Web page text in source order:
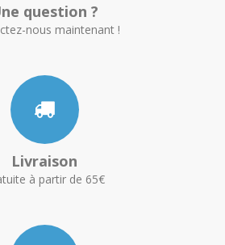
question ?
nous maintenant !
Livraison
à partir de 65€